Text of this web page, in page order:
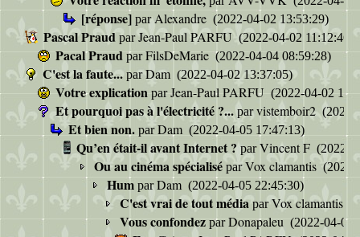
[réponse] parAlexandre (2022-04-02 13:53:29)
Pascal Praud parJean-Paul PARFU (2022-04-02 11:12:46)
Pacal Praud parFilsDeMarie (2022-04-04 08:59:28)
C'est la faute... parDam (2022-04-02 13:37:05)
Votre explication parJean-Paul PARFU (2022-04-02
Et pourquoi pas à l'électricité ?... parvistemboir2 (2022-
Et bien non. parDam (2022-04-05 17:47:13)
Qu’en était-il avant Internet ? parVincent F (2022-
Ou au cinéma spécialisé parVox clamantis (2022-
Hum parDam (2022-04-05 22:45:30)
C'est vrai de tout média parVox clamantis
Vous confondez parDonapaleu (2022-04-06